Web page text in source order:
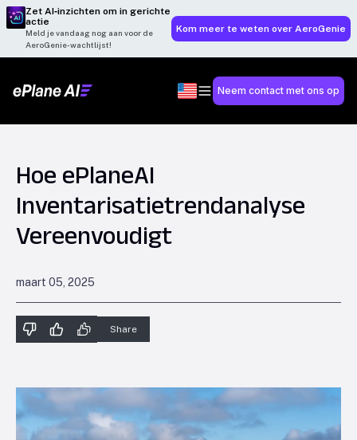
Zet AI‑inzichten om in gerichte
actie
Meld je vandaag nog aan voor de
AeroGenie-wachtlijst!
Kom meer te weten over AeroGenie
Neem contact met ons op
Hoe ePlaneAI
Inventarisatietrendanalyse
Vereenvoudigt
maart 05, 2025
Share